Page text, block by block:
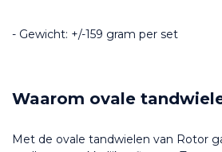
- Gewicht: +/-159 gram per set
Waarom ovale
Met de ovale tandwielen van Rotor